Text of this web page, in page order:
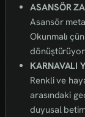
ASANSÖR
Asansör
Okunmalı
KARNAVALI
Renkli ve
arasındaki
duyusal